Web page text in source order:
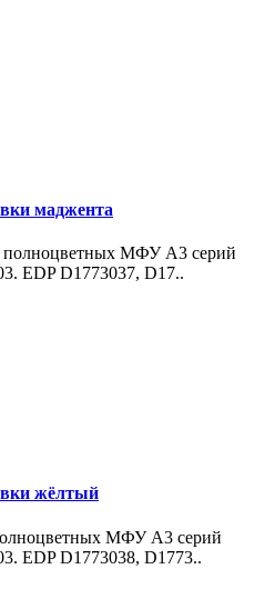
маджента
полноцветных МФУ A3 серий
EDP D1773037, D17..
жёлтый
МФУ A3 серий
EDP D1773038, D1773..